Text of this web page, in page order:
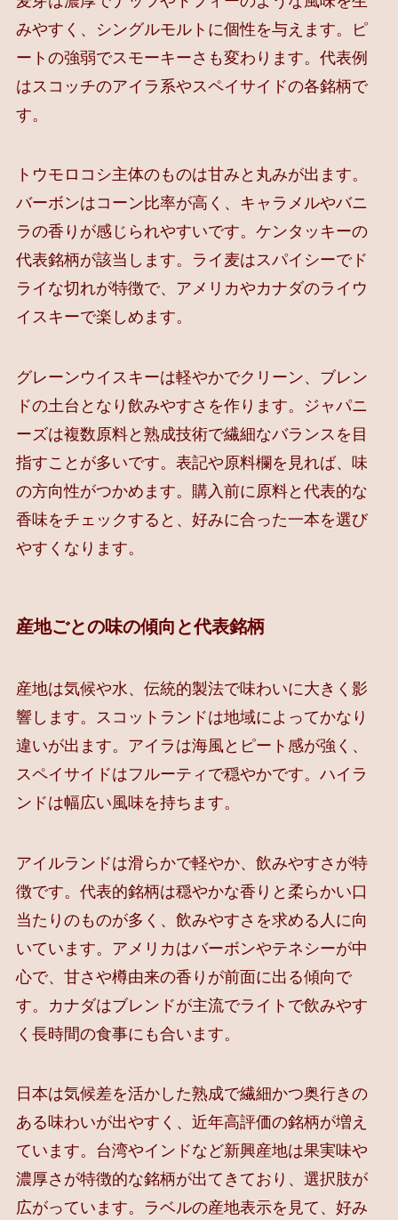
みやすく、シングルモルトに個性を与えます。ピ
ートの強弱でスモーキーさも変わります。代表例
はスコッチのアイラ系やスペイサイドの各銘柄で
す。
トウモロコシ主体のものは甘みと丸みが出ます。
バーボンはコーン比率が高く、キャラメルやバニ
ラの香りが感じられやすいです。ケンタッキーの
代表銘柄が該当します。ライ麦はスパイシーでド
ライな切れが特徴で、アメリカやカナダのライウ
イスキーで楽しめます。
グレーンウイスキーは軽やかでクリーン、ブレン
ドの土台となり飲みやすさを作ります。ジャパニ
ーズは複数原料と熟成技術で繊細なバランスを目
指すことが多いです。表記や原料欄を見れば、味
の方向性がつかめます。購入前に原料と代表的な
香味をチェックすると、好みに合った一本を選び
やすくなります。
産地ごとの味の傾向と代表銘柄
産地は気候や水、伝統的製法で味わいに大きく影
響します。スコットランドは地域によってかなり
違いが出ます。アイラは海風とピート感が強く、
スペイサイドはフルーティで穏やかです。ハイラ
ンドは幅広い風味を持ちます。
アイルランドは滑らかで軽やか、飲みやすさが特
徴です。代表的銘柄は穏やかな香りと柔らかい口
当たりのものが多く、飲みやすさを求める人に向
いています。アメリカはバーボンやテネシーが中
心で、甘さや樽由来の香りが前面に出る傾向で
す。カナダはブレンドが主流でライトで飲みやす
く長時間の食事にも合います。
日本は気候差を活かした熟成で繊細かつ奥行きの
ある味わいが出やすく、近年高評価の銘柄が増え
ています。台湾やインドなど新興産地は果実味や
濃厚さが特徴的な銘柄が出てきており、選択肢が
広がっています。ラベルの産地表示を見て、好み